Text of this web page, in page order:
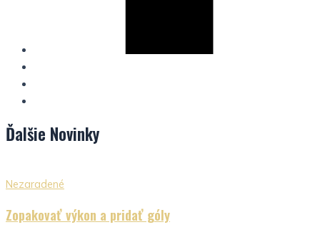
Ďalšie Novinky
Nezaradené
Zopakovať výkon a pridať góly